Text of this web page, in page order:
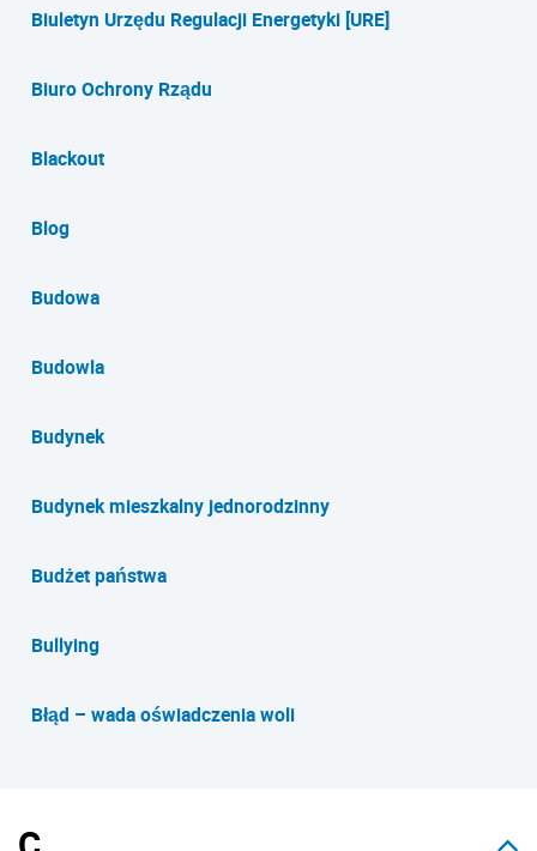
Biuletyn Urzędu Regulacji Energetyki [URE]
Biuro Ochrony Rządu
Blackout
Blog
Budowa
Budowla
Budynek
Budynek mieszkalny jednorodzinny
Budżet państwa
Bullying
Błąd – wada oświadczenia woli